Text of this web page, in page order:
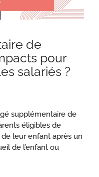
de
pour
salariés ?
supplémentaire de
éligibles de
leur enfant après un
de l’enfant ou